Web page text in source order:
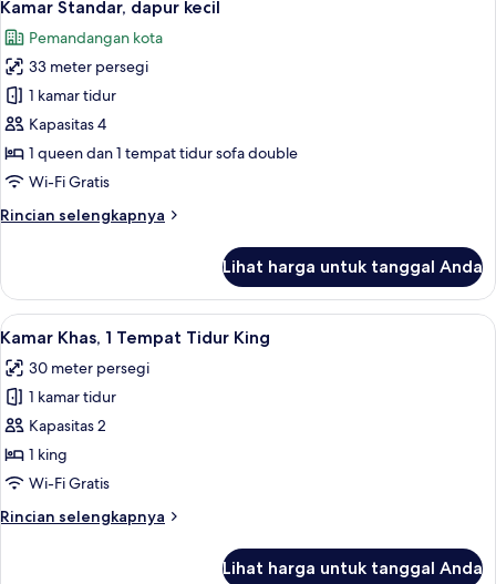
Tidur
Queen
semua
foto
untuk
Kamar
Standar,
dapur
kecil
Kamar Standar, dapur kecil
Pemandangan kota
33 meter persegi
1 kamar tidur
Kapasitas 4
1 queen dan 1 tempat tidur sofa double
Wi-Fi Gratis
Rincian selengkapnya
Rincian
Kamar
Standar,
dapur
Lihat harga untuk tanggal Anda
Lihat
semua
foto
untuk
Kamar
Khas,
1
Tidur
Kamar Khas, 1 Tempat Tidur King |
7
Kamar Khas, 1 Tempat Tidur King
30 meter persegi
1 kamar tidur
Kapasitas 2
1 king
Wi-Fi Gratis
Rincian selengkapnya
Rincian
Lihat harga untuk tanggal Anda